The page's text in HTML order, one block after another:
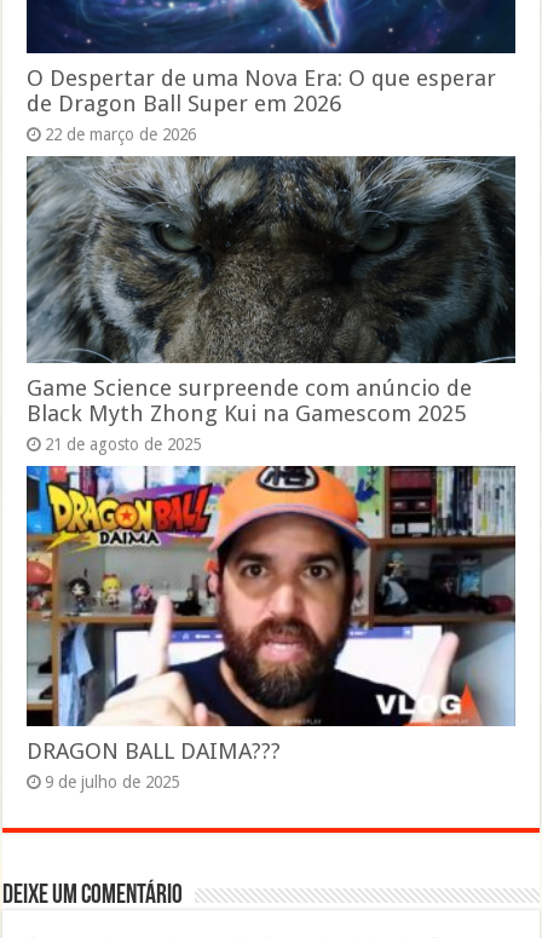
O Despertar de uma Nova Era: O que esperar
de Dragon Ball Super em 2026
22 de março de 2026
Game Science surpreende com anúncio de
Black Myth Zhong Kui na Gamescom 2025
21 de agosto de 2025
DRAGON BALL DAIMA???
9 de julho de 2025
Deixe um comentário